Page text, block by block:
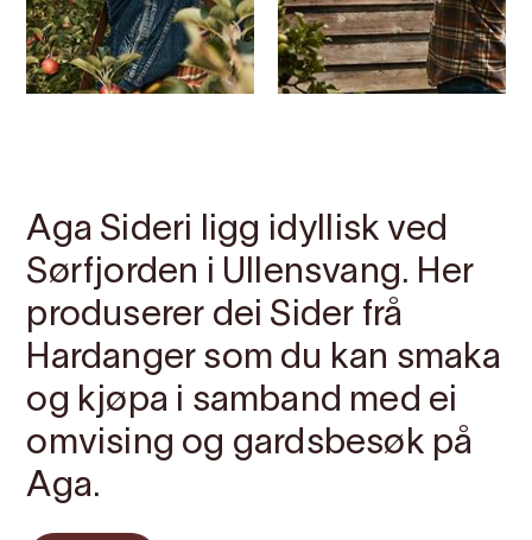
Aga Sideri ligg idyllisk ved
Sørfjorden i Ullensvang. Her
produserer dei Sider frå
Hardanger som du kan smaka
og kjøpa i samband med ei
omvising og gardsbesøk på
Aga.